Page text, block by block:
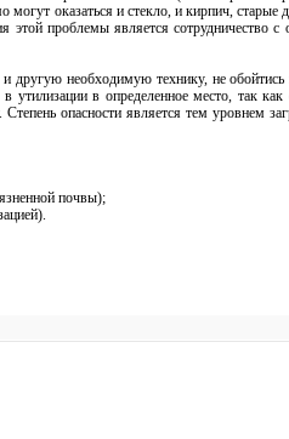
оказаться и стекло, и кирпич,
проблемы является сотрудничество с
другую необходимую технику, не
утилизации в определенное место, так
опасности является тем уровнем
почвы);